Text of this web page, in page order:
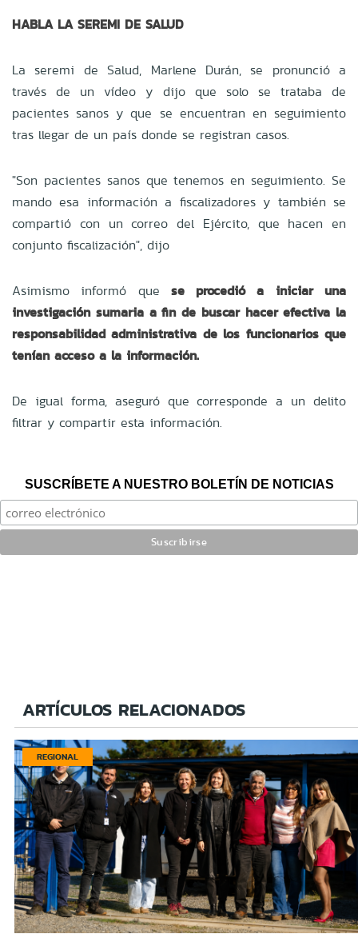
HABLA LA SEREMI DE SALUD
La seremi de Salud, Marlene Durán, se pronunció a
través de un vídeo y dijo que solo se trataba de
pacientes sanos y que se encuentran en seguimiento
tras llegar de un país donde se registran casos.
"Son pacientes sanos que tenemos en seguimiento. Se
mando esa información a fiscalizadores y también se
compartió con un correo del Ejército, que hacen en
conjunto fiscalización", dijo
Asimismo informó que se procedió a iniciar una
investigación sumaria a fin de buscar hacer efectiva la
responsabilidad administrativa de los funcionarios que
tenían acceso a la información.
De igual forma, aseguró que corresponde a un delito
filtrar y compartir esta información.
SUSCRÍBETE A NUESTRO BOLETÍN DE NOTICIAS
ARTÍCULOS RELACIONADOS
REGIONAL